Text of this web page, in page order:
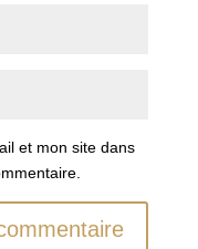
et mon site dans